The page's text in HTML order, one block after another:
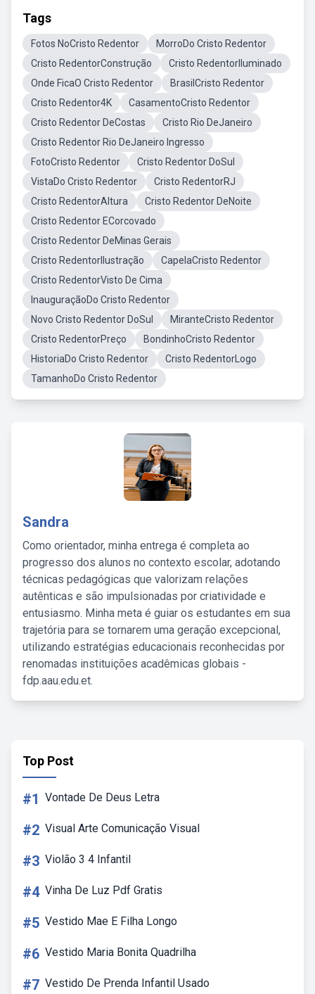
Tags
Fotos NoCristo Redentor
MorroDo Cristo Redentor
Cristo RedentorConstrução
Cristo RedentorIluminado
Onde FicaO Cristo Redentor
BrasilCristo Redentor
Cristo Redentor4K
CasamentoCristo Redentor
Cristo Redentor DeCostas
Cristo Rio DeJaneiro
Cristo Redentor Rio DeJaneiro Ingresso
FotoCristo Redentor
Cristo Redentor DoSul
VistaDo Cristo Redentor
Cristo RedentorRJ
Cristo RedentorAltura
Cristo Redentor DeNoite
Cristo Redentor ECorcovado
Cristo Redentor DeMinas Gerais
Cristo RedentorIlustração
CapelaCristo Redentor
Cristo RedentorVisto De Cima
InauguraçãoDo Cristo Redentor
Novo Cristo Redentor DoSul
MiranteCristo Redentor
Cristo RedentorPreço
BondinhoCristo Redentor
HistoriaDo Cristo Redentor
Cristo RedentorLogo
TamanhoDo Cristo Redentor
Sandra
Como orientador, minha entrega é completa ao
progresso dos alunos no contexto escolar, adotando
técnicas pedagógicas que valorizam relações
autênticas e são impulsionadas por criatividade e
entusiasmo. Minha meta é guiar os estudantes em sua
trajetória para se tornarem uma geração excepcional,
utilizando estratégias educacionais reconhecidas por
renomadas instituições acadêmicas globais -
fdp.aau.edu.et.
Top Post
#1 Vontade De Deus Letra
#2 Visual Arte Comunicação Visual
#3 Violão 3 4 Infantil
#4 Vinha De Luz Pdf Gratis
#5 Vestido Mae E Filha Longo
#6 Vestido Maria Bonita Quadrilha
#7 Vestido De Prenda Infantil Usado